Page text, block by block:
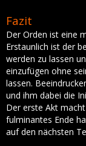
Fazit
Der Orden ist eine
Erstaunlich ist der
werden zu lassen
einzufügen ohne
lassen.
und ihm dabei die
Der erste Akt
fulminantes Ende
auf den nächsten